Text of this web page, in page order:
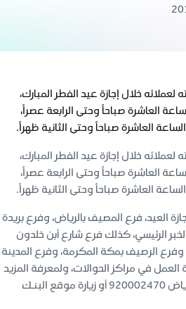
خلال إجازة عيد الفطر المبارك،
/2019/06 من الساعة العاشرة صباحاً وحتى الرابعة عصراً،
خلال إجازة عيد الفطر المبارك،
/2019/06 من الساعة العاشرة صباحاً وحتى الرابعة عصراً،
العيد، فرع المصيف بالرياض، وفرع بريدة
الرئيسي، كذلك فرع شارع أبن خلدون
الرصيف بمكة المكرمة، وفرع المدينة
العمل في مراكز الحوالات، ولمعرفة المزيد
يمكنكم الاتصال على هاتف الرياض 920002470 أو زيارة موقع البنـك